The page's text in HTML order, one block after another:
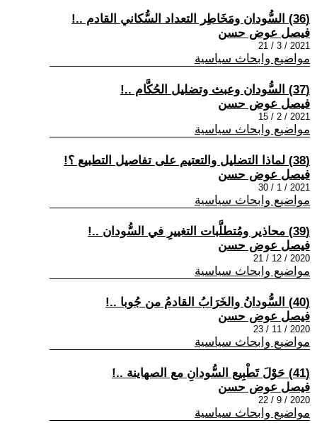
(36) السُّودان ومَخَاطِر التعداد السُّكاني القادم ..!
فيصل عوض حسن
2021 / 3 / 21
مواضيع وابحاث سياسية
(37) السُّودان وعبث وتضليل الحُكَّام ..!
فيصل عوض حسن
2021 / 2 / 15
مواضيع وابحاث سياسية
(38) لماذا التضليل والتعتيم على تفاصيل التطبيع ؟!
فيصل عوض حسن
2021 / 1 / 30
مواضيع وابحاث سياسية
(39) محاذير ومُتطلَّبات التغييرِ في السُّودان ..!
فيصل عوض حسن
2020 / 12 / 21
مواضيع وابحاث سياسية
(40) السُّودانُ والخَرَابُ القادمُ من جُوبا ..!
فيصل عوض حسن
2020 / 11 / 23
مواضيع وابحاث سياسية
(41) حَوْلَ تَطْبِيع السُّودانِ مع الصهاينة ..!
فيصل عوض حسن
2020 / 9 / 22
مواضيع وابحاث سياسية